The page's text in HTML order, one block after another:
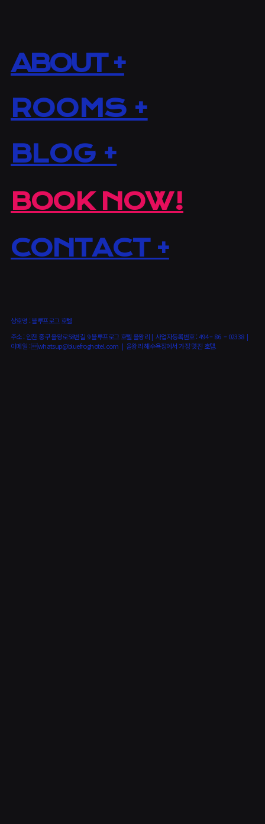
ABOUT +
ROOMS +
BLOG +
BOOK NOW!
CONTACT +
상호명 : 블루프로그 호텔
주소 : 인천 중구 을왕로58번길 9 블루프로그 호텔 을왕리 | 사업자등록번호 : 494 – 86 – 02338 |
이메일 : whatsup@bluefroghotel.com | 을왕리 해수욕장에서 가장 멋진 호텔.